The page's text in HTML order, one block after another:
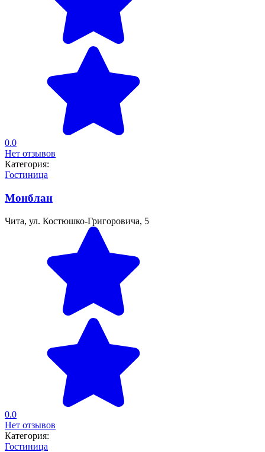
0.0
Нет отзывов
Категория:
Гостиница
Монблан
Чита, ул. Костюшко-Григоровича, 5
0.0
Нет отзывов
Категория:
Гостиница